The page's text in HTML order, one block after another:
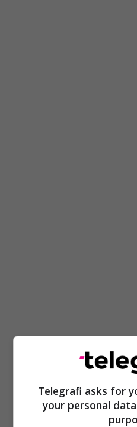
Telegrafi asks for
your personal